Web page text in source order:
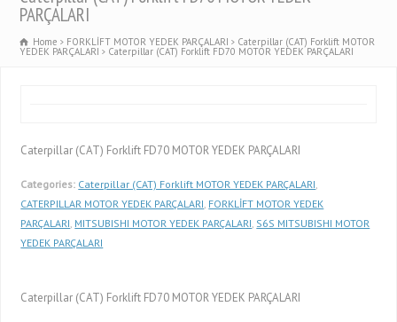
PARÇALARI
Home FORKLİFT MOTOR YEDEK PARÇALARI Caterpillar (CAT) Forklift MOTOR
YEDEK PARÇALARI Caterpillar (CAT) Forklift FD70 MOTOR YEDEK PARÇALARI
Caterpillar (CAT) Forklift FD70 MOTOR YEDEK PARÇALARI
Categories: Caterpillar (CAT) Forklift MOTOR YEDEK PARÇALARI
CATERPILLAR MOTOR YEDEK PARÇALARI FORKLİFT MOTOR YEDEK
PARÇALARI MITSUBISHI MOTOR YEDEK PARÇALARI S6S MITSUBISHI MOTOR
YEDEK PARÇALARI
Caterpillar (CAT) Forklift FD70 MOTOR YEDEK PARÇALARI